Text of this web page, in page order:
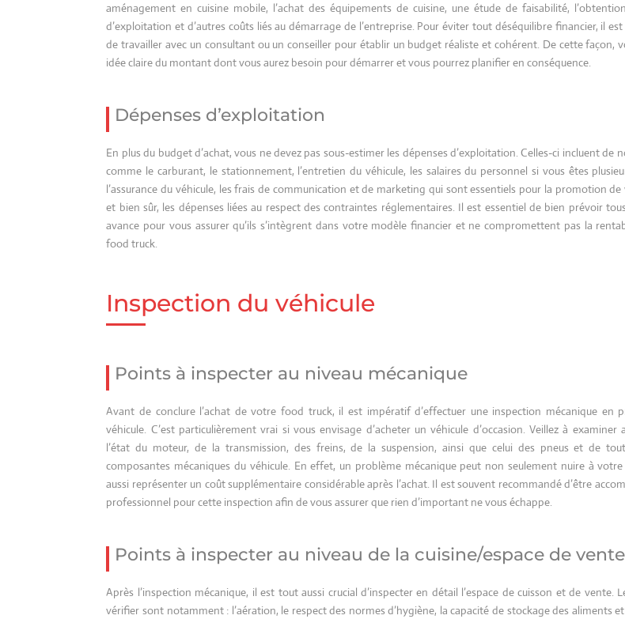
aménagement en cuisine mobile, l’achat des équipements de cuisine, une étude de faisabilité,
d’exploitation et d’autres coûts liés au démarrage de l’entreprise. Pour éviter tout déséquilibre financier, il
de travailler avec un consultant ou un conseiller pour établir un budget réaliste et cohérent. De cette façon,
idée claire du montant dont vous aurez besoin pour démarrer et vous pourrez planifier en conséquence.
Dépenses d’exploitation
En plus du budget d’achat, vous ne devez pas sous-estimer les dépenses d’exploitation. Celles-ci incluent de
comme le carburant, le stationnement, l’entretien du véhicule, les salaires du personnel si vous êtes
l’assurance du véhicule, les frais de communication et de marketing qui sont essentiels pour la promotion
et bien sûr, les dépenses liées au respect des contraintes réglementaires. Il est essentiel de bien prévoir
avance pour vous assurer qu’ils s’intègrent dans votre modèle financier et ne compromettent pas la
food truck.
Inspection du véhicule
Points à inspecter au niveau mécanique
Avant de conclure l’achat de votre food truck, il est impératif d’effectuer une inspection mécanique en
véhicule. C’est particulièrement vrai si vous envisage d’acheter un véhicule d’occasion. Veillez à
l’état du moteur, de la transmission, des freins, de la suspension, ainsi que celui des pneus et de
composantes mécaniques du véhicule. En effet, un problème mécanique peut non seulement nuire à
aussi représenter un coût supplémentaire considérable après l’achat. Il est souvent recommandé d’être
professionnel pour cette inspection afin de vous assurer que rien d’important ne vous échappe.
Points à inspecter au niveau de la cuisine/espace de vente
Après l’inspection mécanique, il est tout aussi crucial d’inspecter en détail l’espace de cuisson et de vente.
vérifier sont notamment : l’aération, le respect des normes d’hygiène, la capacité de stockage des aliments